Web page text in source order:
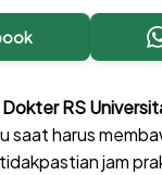
RS
saat harus
jam